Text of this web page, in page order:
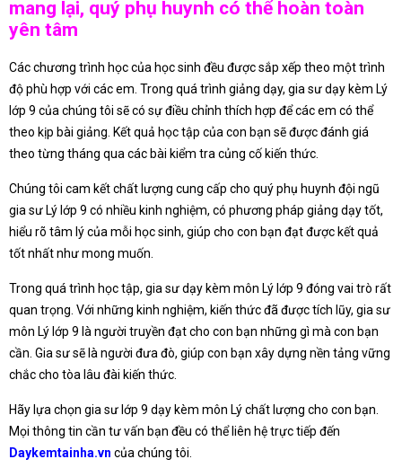
mang lại, quý phụ huynh có thể hoàn toàn
yên tâm
Các chương trình học của học sinh đều được sắp xếp theo một trình
độ phù hợp với các em. Trong quá trình giảng dạy, gia sư dạy kèm Lý
lớp 9 của chúng tôi sẽ có sự điều chỉnh thích hợp để các em có thể
theo kịp bài giảng. Kết quả học tập của con bạn sẽ được đánh giá
theo từng tháng qua các bài kiểm tra củng cố kiến thức.
Chúng tôi cam kết chất lượng cung cấp cho quý phụ huynh đội ngũ
gia sư Lý lớp 9 có nhiều kinh nghiệm, có phương pháp giảng dạy tốt,
hiểu rõ tâm lý của mỗi học sinh, giúp cho con bạn đạt được kết quả
tốt nhất như mong muốn.
Trong quá trình học tập, gia sư dạy kèm môn Lý lớp 9 đóng vai trò rất
quan trọng. Với những kinh nghiệm, kiến thức đã được tích lũy, gia sư
môn Lý lớp 9 là người truyền đạt cho con bạn những gì mà con bạn
cần. Gia sư sẽ là người đưa đò, giúp con bạn xây dựng nền tảng vững
chắc cho tòa lâu đài kiến thức.
Hãy lựa chọn gia sư lớp 9 dạy kèm môn Lý chất lượng cho con bạn.
Mọi thông tin cần tư vấn bạn đều có thể liên hệ trực tiếp đến
Daykemtainha.vn của chúng tôi.